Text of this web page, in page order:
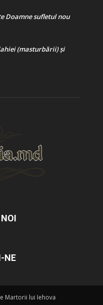
Doamne sufletul nou
(masturbării) şi
NE
Martorii lui Iehova